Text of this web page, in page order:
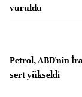
vuruldu
Petrol, ABD'nin
sert yükseldi